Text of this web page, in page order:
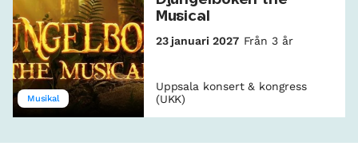
Musikal
Musical
23 januari 2027 Från 3 år
Uppsala konsert & kongress
(UKK)